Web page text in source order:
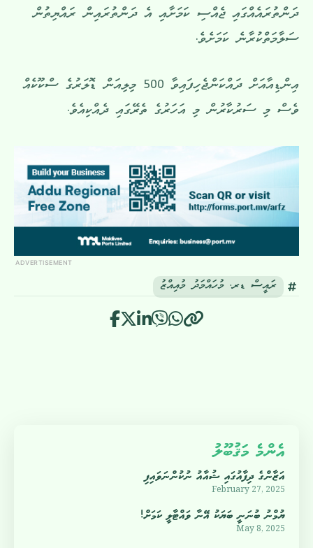
ދަންތުރައެއްގައި ޖެއްސި ކަމަށާއި އެ ދަންތުރައިން ރައްޔިތުން
ސަލާމަތްކުރާނެ ކަމަށެވެ.
އިންޑިއާއަށް ދައްކަންޖެހިފައިވާ 500 މިލިއަން ޑޮލަރުގެ ސްކޫކެއް
ވެސް މި ސަރުކާރުން މި އަހަރުގެ ތެރޭގައި ދެއްކިއެވެ.
ADVERTISEMENT
ރައީސް ޑރ. މުހައްމަދު މުއިއްޒު
އެންމެ މަޤުބޫލު
އަޒާންގެ ދިފާއުގައި ޝުއާއު ނުކުންނަވައިފި
February 27, 2025
ޔުމްނު ބުނަނީ ބަޔަކު އޭނާ ވައްޓާލީ ކަމަށް!
May 8, 2025